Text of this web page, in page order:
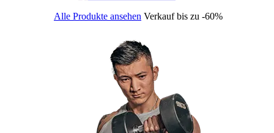
Alle Produkte ansehen Verkauf bis zu -60%